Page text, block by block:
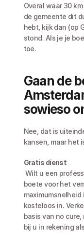
Overal waar 30
de gemeente dit
hebt, kijk dan (op
stond. Als je je
toe.
Gaan de
sowieso
Nee, dat is
kansen, maar het
Gratis dienst
Wilt u een professioneel bezwaarschrift tegen een
boete voor het
kosteloos in.
basis van no
bij u in rekening